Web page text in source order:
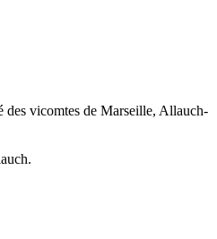
des vicomtes de Marseille, Allauch-